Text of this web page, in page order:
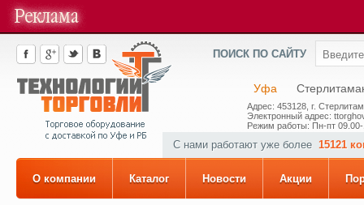
ПОИСК ПО САЙТУ
Уфа
Адрес: 453128, г.
Электронный адрес:
Режим работы: Пн-пт
С нами работают уже более 15121
О компании Каталог Новости Акции